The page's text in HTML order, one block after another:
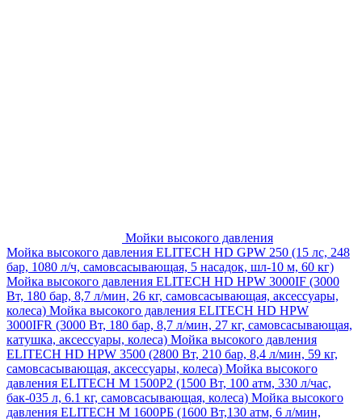
Мойки высокого давления
Мойка высокого давления ELITECH HD GPW 250 (15 лс, 248
бар, 1080 л/ч, самовсасывающая, 5 насадок, шл-10 м, 60 кг)
Мойка высокого давления ELITECH HD HPW 3000IF (3000
Вт, 180 бар, 8,7 л/мин, 26 кг, самовсасывающая, аксессуары,
колеса) Мойка высокого давления ELITECH HD HPW
3000IFR (3000 Вт, 180 бар, 8,7 л/мин, 27 кг, самовсасывающая,
катушка, аксессуары, колеса) Мойка высокого давления
ELITECH HD HPW 3500 (2800 Вт, 210 бар, 8,4 л/мин, 59 кг,
самовсасывающая, аксессуары, колеса) Мойка высокого
давления ELITECH M 1500P2 (1500 Вт, 100 атм, 330 л/час,
бак-035 л, 6.1 кг, самовсасывающая, колеса) Мойка высокого
давления ELITECH М 1600РБ (1600 Вт,130 атм, 6 л/мин,